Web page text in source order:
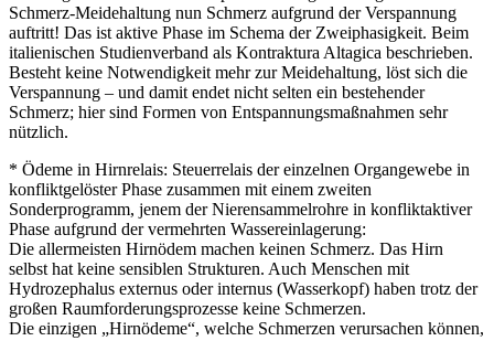
Schmerz-Meidehaltung nun Schmerz aufgrund der Verspannung
auftritt! Das ist aktive Phase im Schema der Zweiphasigkeit. Beim
italienischen Studienverband als Kontraktura Altagica beschrieben.
Besteht keine Notwendigkeit mehr zur Meidehaltung, löst sich die
Verspannung – und damit endet nicht selten ein bestehender
Schmerz; hier sind Formen von Entspannungsmaßnahmen sehr
nützlich.
* Ödeme in Hirnrelais: Steuerrelais der einzelnen Organgewebe in
konfliktgelöster Phase zusammen mit einem zweiten
Sonderprogramm, jenem der Nierensammelrohre in konfliktaktiver
Phase aufgrund der vermehrten Wassereinlagerung:
Die allermeisten Hirnödem machen keinen Schmerz. Das Hirn
selbst hat keine sensiblen Strukturen. Auch Menschen mit
Hydrozephalus externus oder internus (Wasserkopf) haben trotz der
großen Raumforderungsprozesse keine Schmerzen.
Die einzigen „Hirnödeme“, welche Schmerzen verursachen können,